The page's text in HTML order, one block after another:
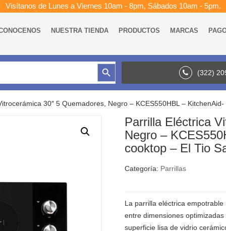
Visítanos de Lunes a Viernes 10am - 8pm, Sábados 10am - 5pm.
NUESTRA TIENDA PRODUCTOS MARCAS
Botón de búsqueda
(322)
30″ 5 Quemadores, Negro – KCES550HBL –
Parrilla Eléctrica
Negro –
cooktop – El Tio
Categoría: Parrillas
La parrilla eléctrica
entre dimensiones
superficie lisa de vidrio